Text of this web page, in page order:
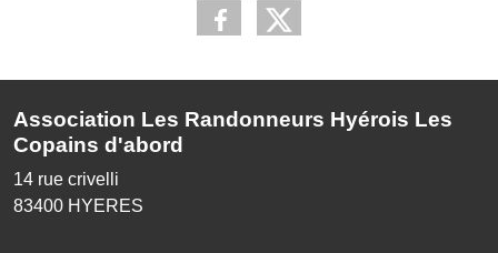
Association Les Randonneurs Hyérois Les
Copains d'abord
14 rue crivelli
83400 HYERES